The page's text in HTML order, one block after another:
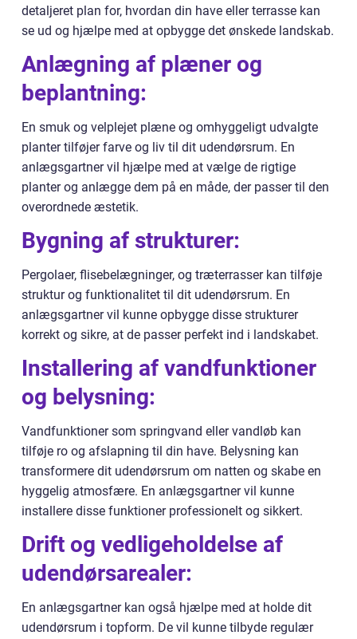
detaljeret plan for, hvordan din have eller terrasse kan
se ud og hjælpe med at opbygge det ønskede landskab.
Anlægning af plæner og
beplantning:
En smuk og velplejet plæne og omhyggeligt udvalgte
planter tilføjer farve og liv til dit udendørsrum. En
anlægsgartner vil hjælpe med at vælge de rigtige
planter og anlægge dem på en måde, der passer til den
overordnede æstetik.
Bygning af strukturer:
Pergolaer, flisebelægninger, og træterrasser kan tilføje
struktur og funktionalitet til dit udendørsrum. En
anlægsgartner vil kunne opbygge disse strukturer
korrekt og sikre, at de passer perfekt ind i landskabet.
Installering af vandfunktioner
og belysning:
Vandfunktioner som springvand eller vandløb kan
tilføje ro og afslapning til din have. Belysning kan
transformere dit udendørsrum om natten og skabe en
hyggelig atmosfære. En anlægsgartner vil kunne
installere disse funktioner professionelt og sikkert.
Drift og vedligeholdelse af
udendørsarealer:
En anlægsgartner kan også hjælpe med at holde dit
udendørsrum i topform. De vil kunne tilbyde regulær